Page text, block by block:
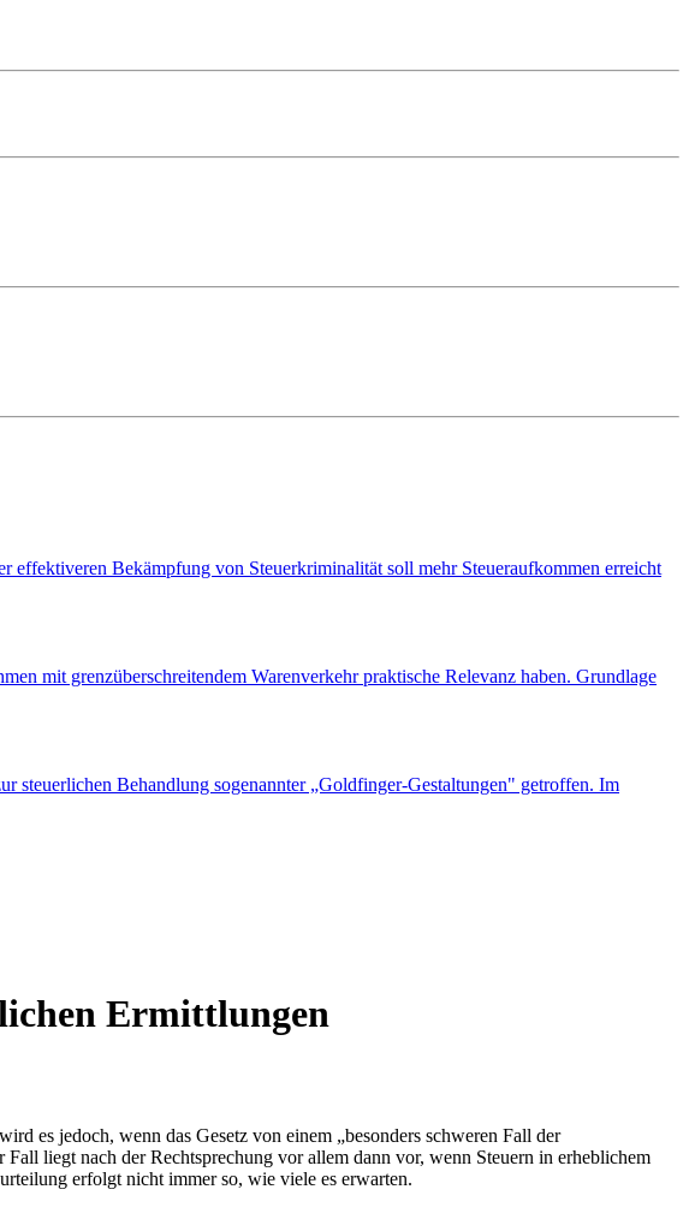
Bekämpfung von Steuerkriminalität soll mehr Steueraufkommen erreicht
mit grenzüberschreitendem Warenverkehr praktische Relevanz haben. Grundlage
Behandlung sogenannter „Goldfinger-Gestaltungen" getroffen. Im
Ermittlungen
es jedoch, wenn das Gesetz von einem „besonders schweren Fall der
liegt nach der Rechtsprechung vor allem dann vor, wenn Steuern in erheblichem
erfolgt nicht immer so, wie viele es erwarten.